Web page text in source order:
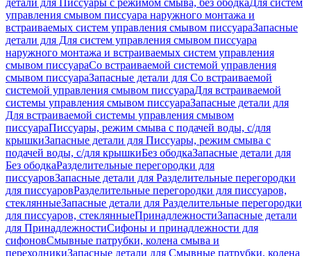
детали для Писсуары с режимом смыва, без ободкаДля систем
управления смывом писсуара наружного монтажа и
встраиваемых систем управления смывом писсуараЗапасные
детали для Для систем управления смывом писсуара
наружного монтажа и встраиваемых систем управления
смывом писсуараСо встраиваемой системой управления
смывом писсуараЗапасные детали для Со встраиваемой
системой управления смывом писсуараДля встраиваемой
системы управления смывом писсуараЗапасные детали для
Для встраиваемой системы управления смывом
писсуараПиссуары, режим смыва с подачей воды, с/для
крышкиЗапасные детали для Писсуары, режим смыва с
подачей воды, с/для крышкиБез ободкаЗапасные детали для
Без ободкаРазделительные перегородки для
писсуаровЗапасные детали для Разделительные перегородки
для писсуаровРазделительные перегородки для писсуаров,
стеклянныеЗапасные детали для Разделительные перегородки
для писсуаров, стеклянныеПринадлежностиЗапасные детали
для ПринадлежностиСифоны и принадлежности для
сифоновСмывные патрубки, колена смыва и
переходникиЗапасные детали для Смывные патрубки, колена